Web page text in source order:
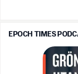
EPOCH TIMES